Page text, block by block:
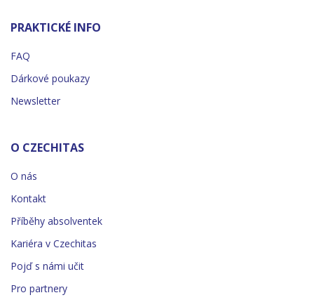
PRAKTICKÉ INFO
FAQ
Dárkové poukazy
Newsletter
O CZECHITAS
O nás
Kontakt
Příběhy absolventek
Kariéra v Czechitas
Pojď s námi učit
Pro partnery